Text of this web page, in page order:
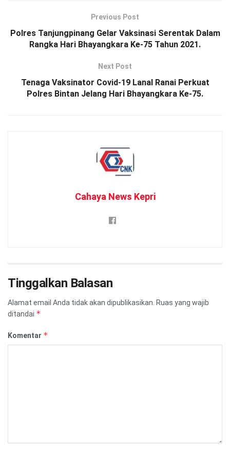
Previous Post
Polres Tanjungpinang Gelar Vaksinasi Serentak Dalam
Rangka Hari Bhayangkara Ke-75 Tahun 2021.
Next Post
Tenaga Vaksinator Covid-19 Lanal Ranai Perkuat
Polres Bintan Jelang Hari Bhayangkara Ke-75.
Cahaya News Kepri
Tinggalkan Balasan
Alamat email Anda tidak akan dipublikasikan. Ruas yang wajib
ditandai *
Komentar *